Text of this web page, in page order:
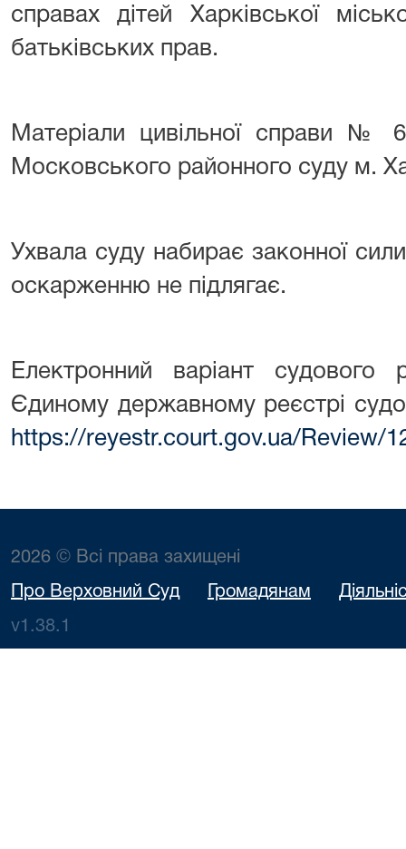
справах дітей Харківської
батьківських прав.
Матеріали цивільної справи №
Московського районного суду м.
Ухвала суду набирає законної
оскарженню не підлягає.
Електронний варіант
Єдиному державному реєстрі
https://reyestr.court.gov.ua/Review/
2026 © Всі права захищені
Про Верховний Суд Громадянам
v1.38.1